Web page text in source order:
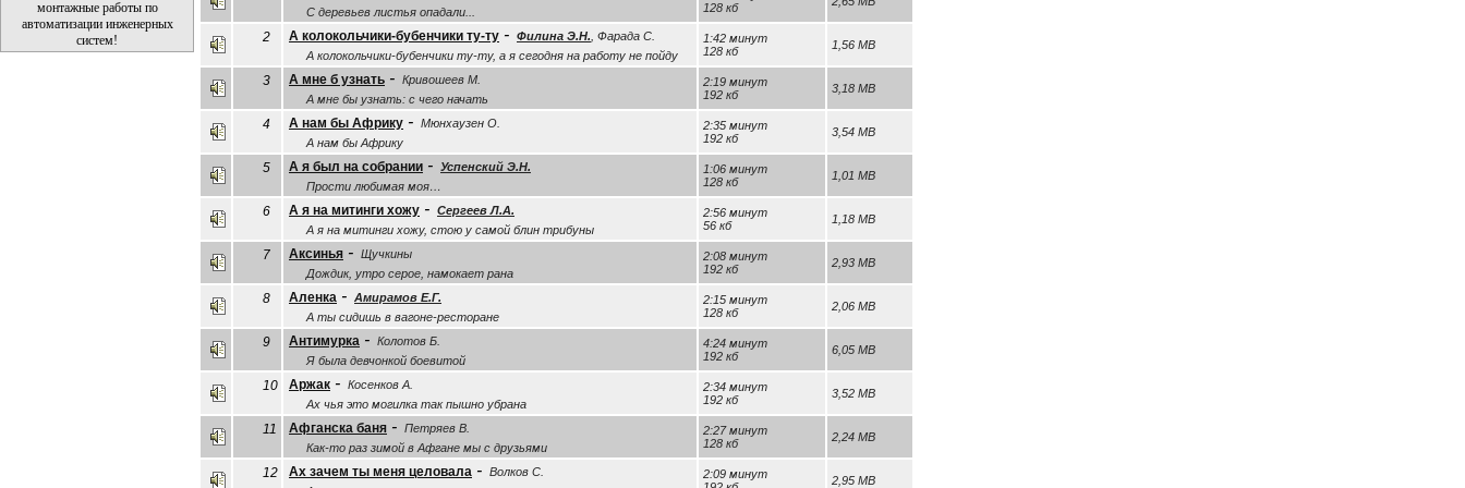
монтажные работы по
автоматизации инженерных
систем!
С деревьев листья опадали...
128 кб
2 А колокольчики-бубенчики ту-ту - Филина Э.Н. , Фарада С.
А колокольчики-бубенчики ту-ту, а я сегодня на работу не пойду
1:42 минут
128 кб
1,56 MB
3 А мне б узнать - Кривошеев М.
А мне бы узнать: с чего начать
2:19 минут
192 кб
3,18 MB
4 А нам бы Африку - Мюнхаузен О.
А нам бы Африку
2:35 минут
192 кб
3,54 MB
5 А я был на собрании - Успенский Э.Н.
Прости любимая моя…
1:06 минут
128 кб
1,01 MB
6 А я на митинги хожу - Сергеев Л.А.
А я на митинги хожу, стою у самой блин трибуны
2:56 минут
56 кб
1,18 MB
7 Аксинья - Щучкины
Дождик, утро серое, намокает рана
2:08 минут
192 кб
2,93 MB
8 Аленка - Амирамов Е.Г.
А ты сидишь в вагоне-ресторане
2:15 минут
128 кб
2,06 MB
9 Антимурка - Колотов Б.
Я была девчонкой боевитой
4:24 минут
192 кб
6,05 MB
10 Аржак - Косенков А.
Ах чья это могилка так пышно убрана
2:34 минут
192 кб
3,52 MB
11 Афганска баня - Петряев В.
Как-то раз зимой в Афгане мы с друзьями
2:27 минут
128 кб
2,24 MB
12 Ах зачем ты меня целовала - Волков С.
2:09 минут
2,95 MB